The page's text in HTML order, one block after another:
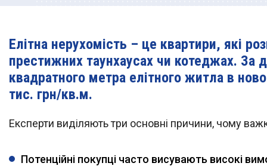
Елітна нерухомість – це квартири, які
престижних таунхаусах чи котеджах. За
квадратного метра елітного житла в
тис. грн/кв.м.
Експерти виділяють три основні причини, чому
Потенційні покупці часто висувають високі